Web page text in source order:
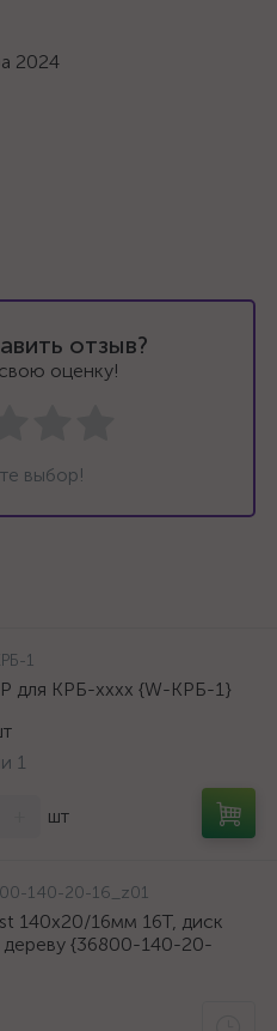
2024
отзыв?
оценку!
выбор!
1
для КРБ-хххх {W-КРБ-1}
1
шт
140-20-16_z01
140x20/16мм 16Т, диск
дереву {36800-140-20-